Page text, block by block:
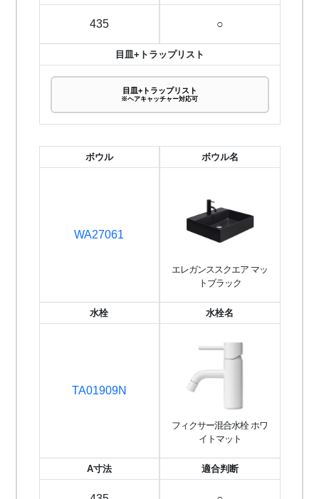
435 ○
目皿+トラップリスト
目皿+トラップリスト
※ヘアキャッチャー対応可
ボウル
WA27061
ボウル名
エレガンススクエア マッ
トブラック
水栓
TA01909N
水栓名
フィクサー混合水栓 ホワ
イトマット
A寸法 適合判断